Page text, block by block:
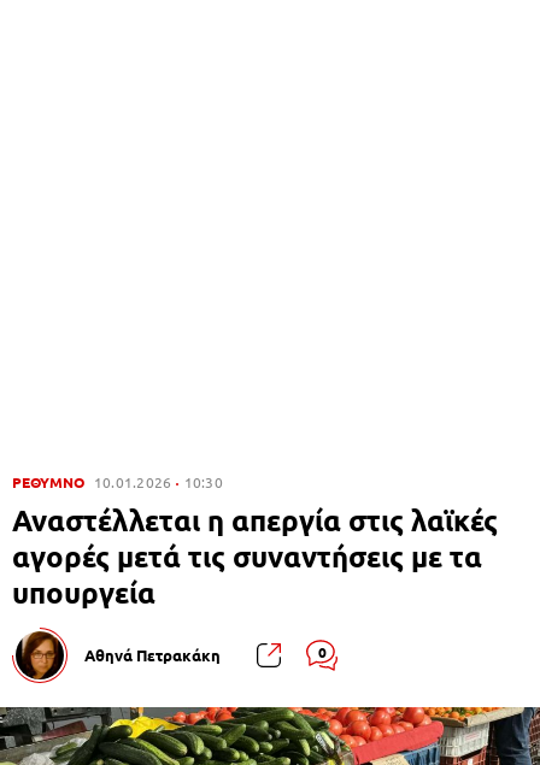
ΡΕΘΥΜΝΟ 10.01.2026 10:30
Αναστέλλεται η απεργία στις λαϊκές
αγορές μετά τις συναντήσεις με τα
υπουργεία
Αθηνά Πετρακάκη 0